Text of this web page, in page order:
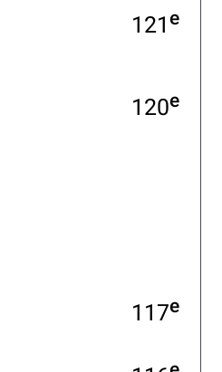
121 e
120e
117e